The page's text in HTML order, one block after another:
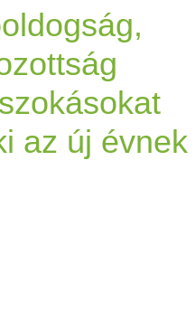
a
Sajnos
amagának
a szo
az új évnek